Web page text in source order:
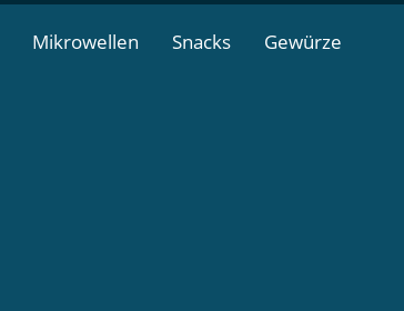
Mikrowellen Snacks Gewürze